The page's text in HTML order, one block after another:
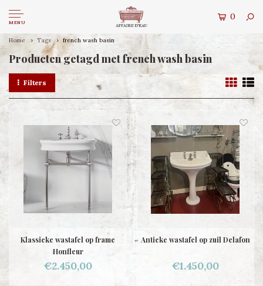
MENU
0
Home Tags french wash basin
Producten getagd met french wash basin
Filters
Klassieke wastafel op frame
Honfleur
€2.450,00
Antieke wastafel op zuil Delafon
€1.450,00